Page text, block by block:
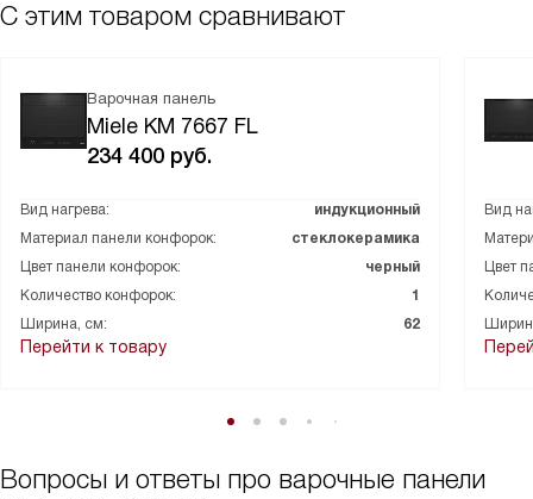
С этим товаром сравнивают
Варочная панель
Miele KM 7667 FL
234 400 руб.
Вид нагрева:
индукционный
Материал панели конфорок:
стеклокерамика
Цвет панели конфорок:
черный
Количество конфорок:
1
Ширина, см:
62
Перейти к товару
Вид
Цвет
Вопросы и ответы про варочные панели